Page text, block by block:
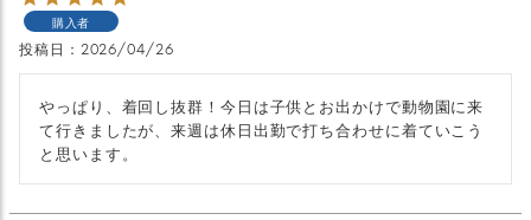
購入者
投稿日 2026/04/26
やっぱり、着回し抜群！今日は子供とお出かけで動物園に来
て行きましたが、来週は休日出勤で打ち合わせに着ていこう
と思います。